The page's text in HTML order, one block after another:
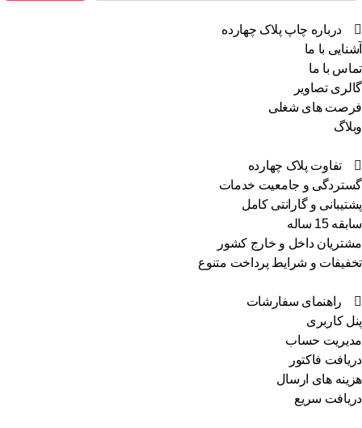
درباره چاپ پلاک چهارده
آشنایی با ما
تماس با ما
گالری تصاویر
فرصت های شغلی
وبلاگ
تفاوت پلاک چهارده
گستردگی و جامعیت خدمات
پشتیبانی و گارانتی کامل
سابقه 15 ساله
مشتریان داخل و خارج کشور
تخفیفات و شرایط پرداخت متنوع
راهنمای سفارشات
پنل کاربری
مدیریت حساب
دریافت فاکتور
هزینه های ارسال
دریافت سریع